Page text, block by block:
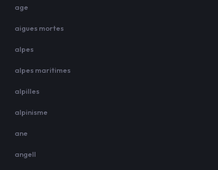
age
aigues mortes
alpes
alpes maritimes
alpilles
alpinisme
ane
angell